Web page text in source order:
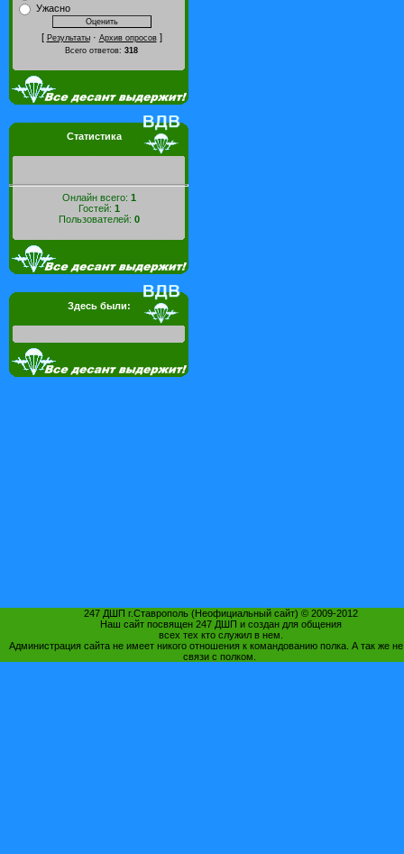
Ужасно
[ Результаты· Архив опросов]
Всего ответов: 318
Статистика
Онлайн всего: 1
Гостей: 1
Пользователей: 0
Здесь были:
247 ДШП г.Ставрополь (Неофициальный сайт) © 2009-2012
Наш сайт посвящен 247 ДШП и создан для общения
всех тех кто служил в нем.
Администрация сайта не имеет никого отношения к командованию полка. А так же
связи с полком.